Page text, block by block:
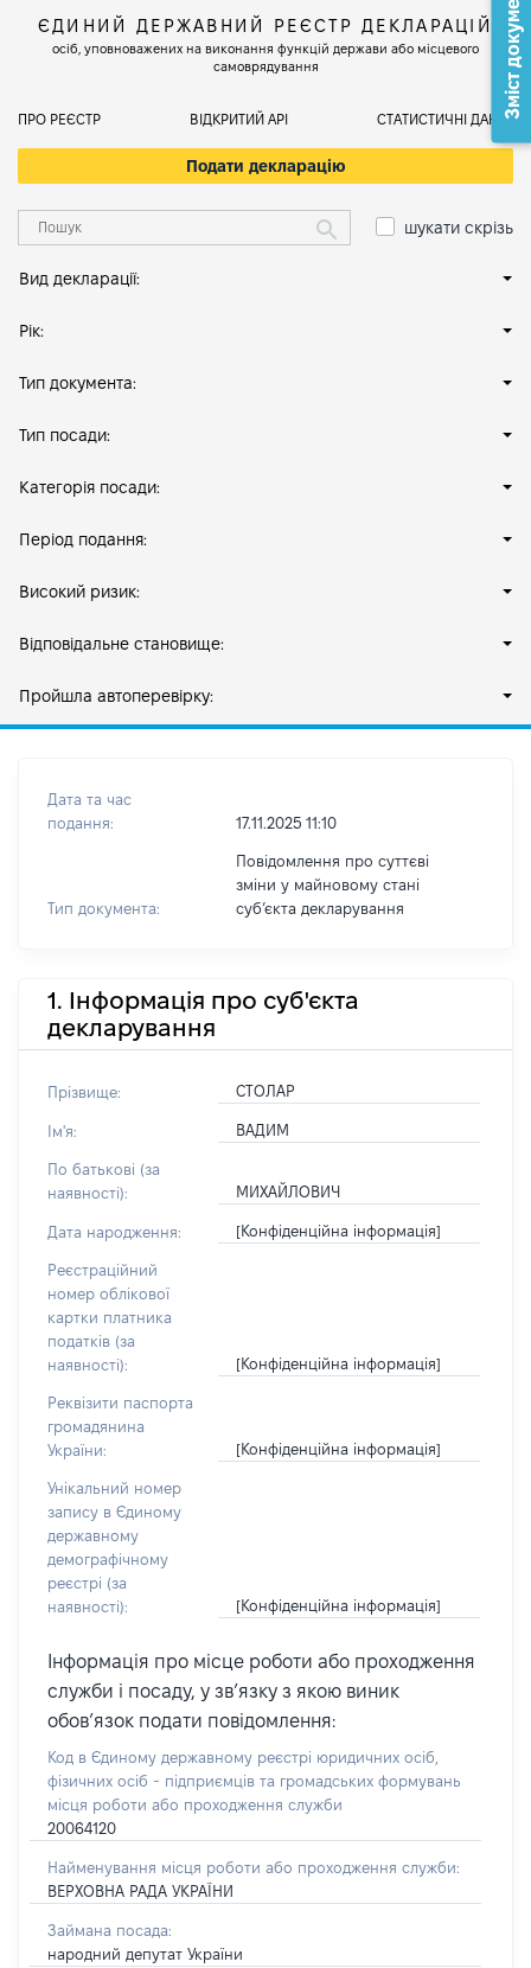
ЄДИНИЙ ДЕРЖАВНИЙ РЕЄСТР ДЕКЛАРАЦІЙ
осіб, уповноважених на виконання функцій держави або місцевого
самоврядування
ПРО РЕЄСТР ВІДКРИТИЙ АРІ СТАТИСТИЧНІ ДАНІ
Подати декларацію
шукати скрізь
Вид декларації:
Рік:
Тип документа:
Тип посади:
Категорія посади:
Період подання:
Високий ризик:
Відповідальне становище:
Пройшла автоперевірку:
Дата та час
подання:
17.11.2025 11:10
Тип документа:
Повідомлення про суттєві
зміни у майновому стані
субʼєкта декларування
1. Інформація про суб'єкта
декларування
Прізвище: СТОЛАР
Ім'я: ВАДИМ
По батькові (за
наявності):
МИХАЙЛОВИЧ
Дата народження: [Конфіденційна інформація]
Реєстраційний
номер облікової
картки платника
податків (за
наявності):
[Конфіденційна інформація]
Реквізити паспорта
громадянина
України:
[Конфіденційна інформація]
Унікальний номер
запису в Єдиному
державному
демографічному
реєстрі (за
наявності):
[Конфіденційна інформація]
Інформація про місце роботи або проходження
служби і посаду, у зв’язку з якою виник
обов’язок подати повідомлення:
Код в Єдиному державному реєстрі юридичних осіб,
фізичних осіб - підприємців та громадських формувань
місця роботи або проходження служби
20064120
Найменування місця роботи або проходження служби:
ВЕРХОВНА РАДА УКРАЇНИ
Займана посада:
народний депутат України
Зміст документа